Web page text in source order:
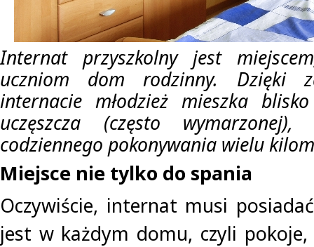
Internat przyszkolny jest
uczniom dom rodzinny. Dzięki
internacie młodzież mieszka
uczęszcza (często wymarzonej),
codziennego pokonywania wielu
Miejsce nie tylko do spania
Oczywiście, internat musi
jest w każdym domu, czyli pokoje,